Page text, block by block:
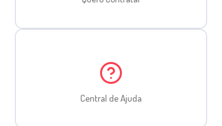
Central de Ajuda